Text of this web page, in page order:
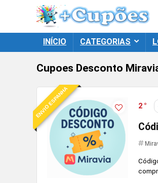
INÍCIO CATEGORIAS
Cupoes Desconto
ENVIO ESPANHA 2